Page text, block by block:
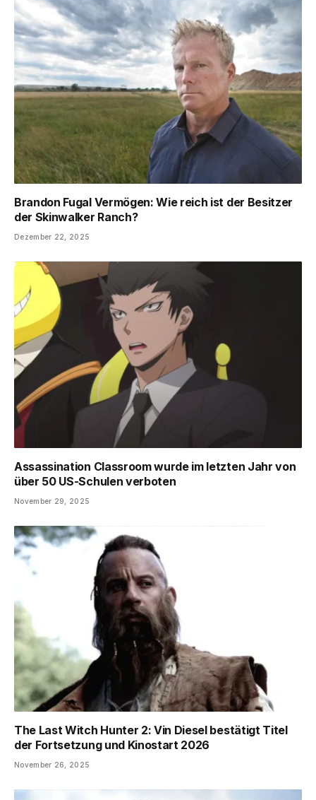
Brandon Fugal Vermögen: Wie reich ist der Besitzer
der Skinwalker Ranch?
Dezember 22, 2025
Assassination Classroom wurde im letzten Jahr von
über 50 US-Schulen verboten
November 29, 2025
The Last Witch Hunter 2: Vin Diesel bestätigt Titel
der Fortsetzung und Kinostart 2026
November 26, 2025